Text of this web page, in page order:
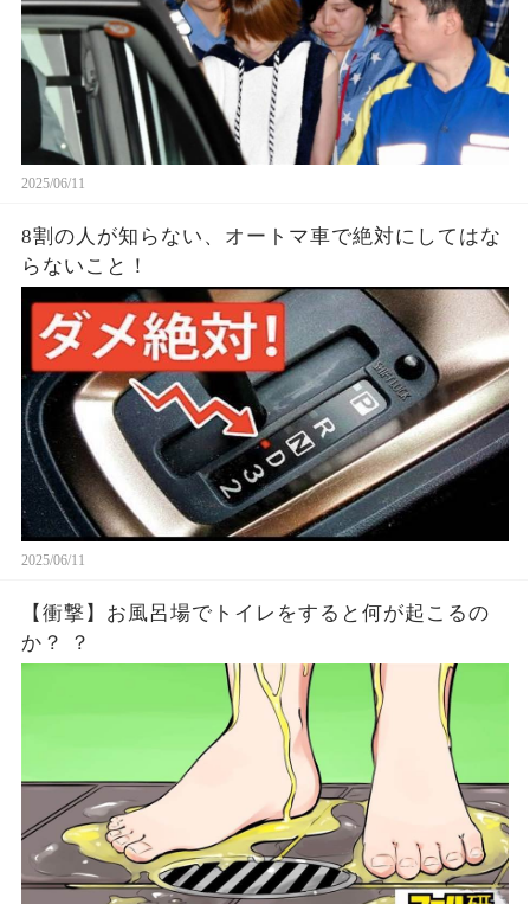
2025/06/11
8割の人が知らない、オートマ車で絶対にしてはな
らないこと！
2025/06/11
【衝撃】お風呂場でトイレをすると何が起こるの
か？ ？